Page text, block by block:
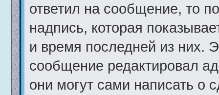
ответил на сообщение, то
надпись, которая
и время последней из них.
сообщение редактировал
они могут сами написать о